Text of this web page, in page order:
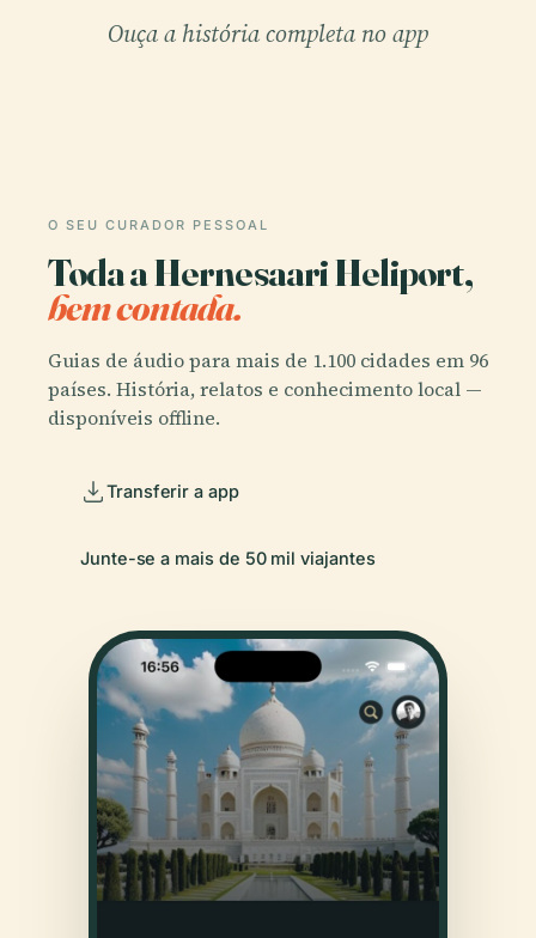
Ouça a história completa no app
O SEU CURADOR PESSOAL
Toda a Hernesaari Heliport,
bem contada.
Guias de áudio para mais de 1.100 cidades em 96
países. História, relatos e conhecimento local —
disponíveis offline.
Transferir a app
Junte-se a mais de 50 mil viajantes